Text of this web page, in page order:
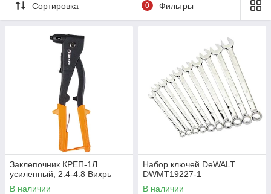
Сортировка 0 Фильтры
Заклепочник КРЕП-1Л
усиленный, 2.4-4.8 Вихрь
В наличии
Набор ключей DeWALT
DWMT19227-1
В наличии